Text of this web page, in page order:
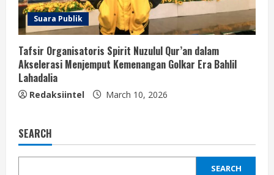
Suara Publik
Tafsir Organisatoris Spirit Nuzulul Qur’an dalam
Akselerasi Menjemput Kemenangan Golkar Era Bahlil
Lahadalia
Redaksiintel March 10, 2026
SEARCH
SEARCH